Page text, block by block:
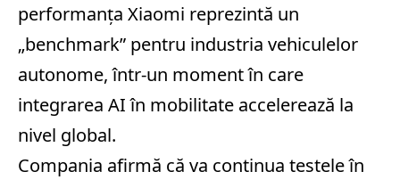
performanța Xiaomi reprezintă un
„benchmark” pentru industria vehiculelor
autonome, într-un moment în care
integrarea AI în mobilitate accelerează la
nivel global.
Compania afirmă că va continua testele în